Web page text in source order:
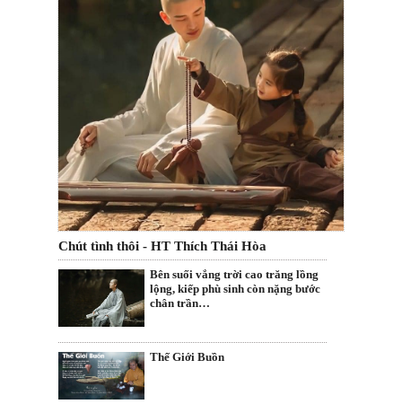
Chút tình thôi - HT Thích Thái Hòa
Bên suối vắng trời cao trăng lồng
lộng, kiếp phù sinh còn nặng bước
chân trần…
Thế Giới Buồn